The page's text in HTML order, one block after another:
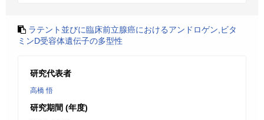
ラテント並びに臨床前立腺癌におけるアンドロゲン,ビタ
ミンD受容体遺伝子の多型性
研究代表者
高橋 悟
研究期間 (年度)